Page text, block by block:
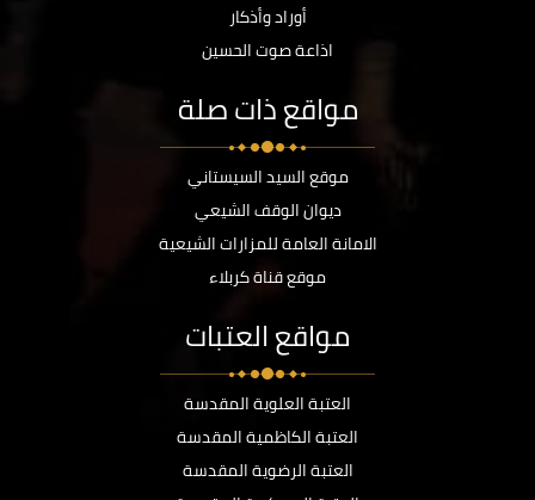
أوراد وأذكار
اذاعة صوت الحسين
مواقع ذات صلة
موقع السيد السيستاني
ديوان الوقف الشيعي
الامانة العامة للمزارات الشيعية
موقع قناة كربلاء
مواقع العتبات
العتبة العلوية المقدسة
العتبة الكاظمية المقدسة
العتبة الرضوية المقدسة